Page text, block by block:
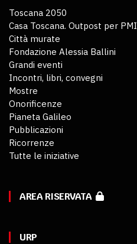
Toscana 2050
Casa Toscana. Outpost per PMI
Città murate
Fondazione Alessia Ballini
Grandi eventi
Incontri, libri, convegni
Mostre
Onorificenze
Pianeta Galileo
Pubblicazioni
Ricorrenze
Tutte le iniziative
AREA RISERVATA
URP